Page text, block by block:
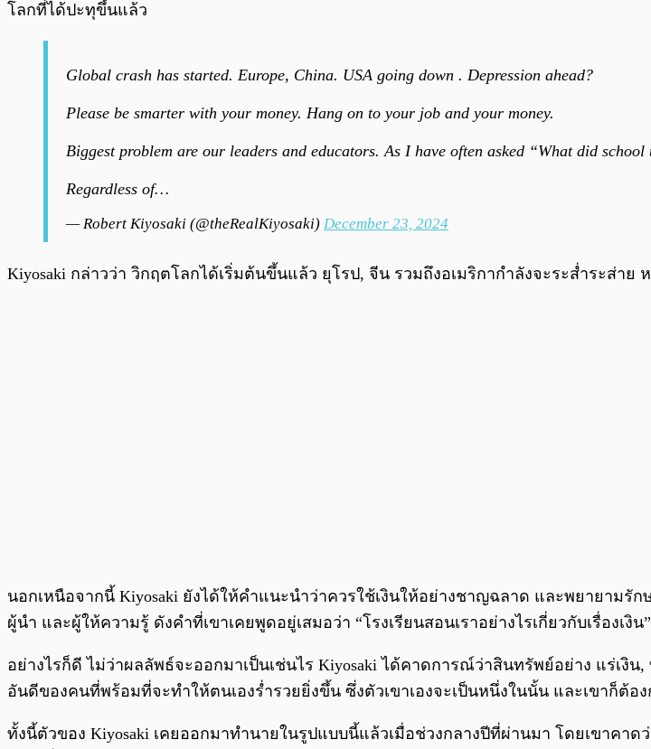
โลกที่ได้ปะทุขึ้นแล้ว
Global crash has started. Europe, China. USA going down . Depression ahead?
Please be smarter with your money. Hang on to your job and your money.
Biggest problem are our leaders and educators. As I have often asked “What did school
Regardless of…
— Robert Kiyosaki (@theRealKiyosaki) December 23, 2024
Kiyosaki กล่าวว่า วิกฤตโลกได้เริ่มต้นขึ้นแล้ว ยุโรป, จีน รวมถึงอเมริกากำลังจะระส่ำระส่าย
นอกเหนือจากนี้ Kiyosaki ยังได้ให้คำแนะนำว่าควรใช้เงินให้อย่างชาญฉลาด และพยายาม
ผู้นำ และผู้ให้ความรู้ ดังคำที่เขาเคยพูดอยู่เสมอว่า “โรงเรียนสอนเราอย่างไรเกี่ยวกับเรื่องเงิน”
อย่างไรก็ดี ไม่ว่าผลลัพธ์จะออกมาเป็นเช่นไร Kiyosaki ได้คาดการณ์ว่าสินทรัพย์อย่าง แร่เงิน,
อันดีของคนที่พร้อมที่จะทำให้ตนเองร่ำรวยยิ่งขึ้น ซึ่งตัวเขาเองจะเป็นหนึ่งในนั้น และเขาก็ต้อ
ทั้งนี้ตัวของ Kiyosaki เคยออกมาทำนายในรูปแบบนี้แล้วเมื่อช่วงกลางปีที่ผ่านมา โดยเขาคา